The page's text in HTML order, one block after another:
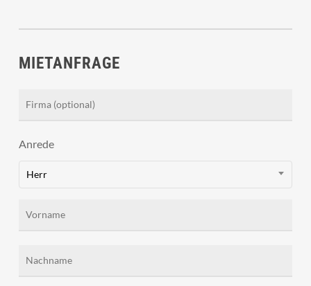
MIETANFRAGE
Anrede
Herr